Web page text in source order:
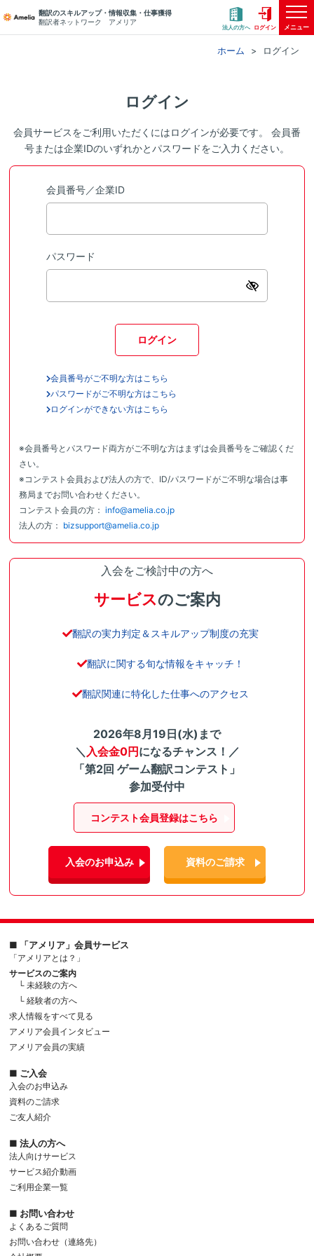
翻訳のスキルアップ・情報収集・仕事獲得
翻訳者ネットワーク アメリア
法人の方へ ログイン メニュー
ホーム ログイン
ログイン
会員サービスをご利用いただくにはログインが必要です。 会員番
号または企業IDのいずれかとパスワードをご入力ください。
会員番号／企業ID
パスワード
ログイン
会員番号がご不明な方はこちら
パスワードがご不明な方はこちら
ログインができない方はこちら
※会員番号とパスワード両方がご不明な方はまずは会員番号をご確認くだ
さい。
※コンテスト会員および法人の方で、ID/パスワードがご不明な場合は事
務局までお問い合わせください。
コンテスト会員の方： info@amelia.co.jp
法人の方： bizsupport@amelia.co.jp
入会をご検討中の方へ
サービスのご案内
翻訳の実力判定＆スキルアップ制度の充実
翻訳に関する旬な情報をキャッチ！
翻訳関連に特化した仕事へのアクセス
2026年8月19日(水)まで
＼ 入会金0円になるチャンス！／
「第2回 ゲーム翻訳コンテスト」
参加受付中
コンテスト会員登録はこちら
入会のお申込み 資料のご請求
■ 「アメリア」会員サービス
「アメリアとは？」
サービスのご案内
└ 未経験の方へ
└ 経験者の方へ
求人情報をすべて見る
アメリア会員インタビュー
アメリア会員の実績
■ ご入会
入会のお申込み
資料のご請求
ご友人紹介
■ 法人の方へ
法人向けサービス
サービス紹介動画
ご利用企業一覧
■ お問い合わせ
よくあるご質問
お問い合わせ（連絡先）